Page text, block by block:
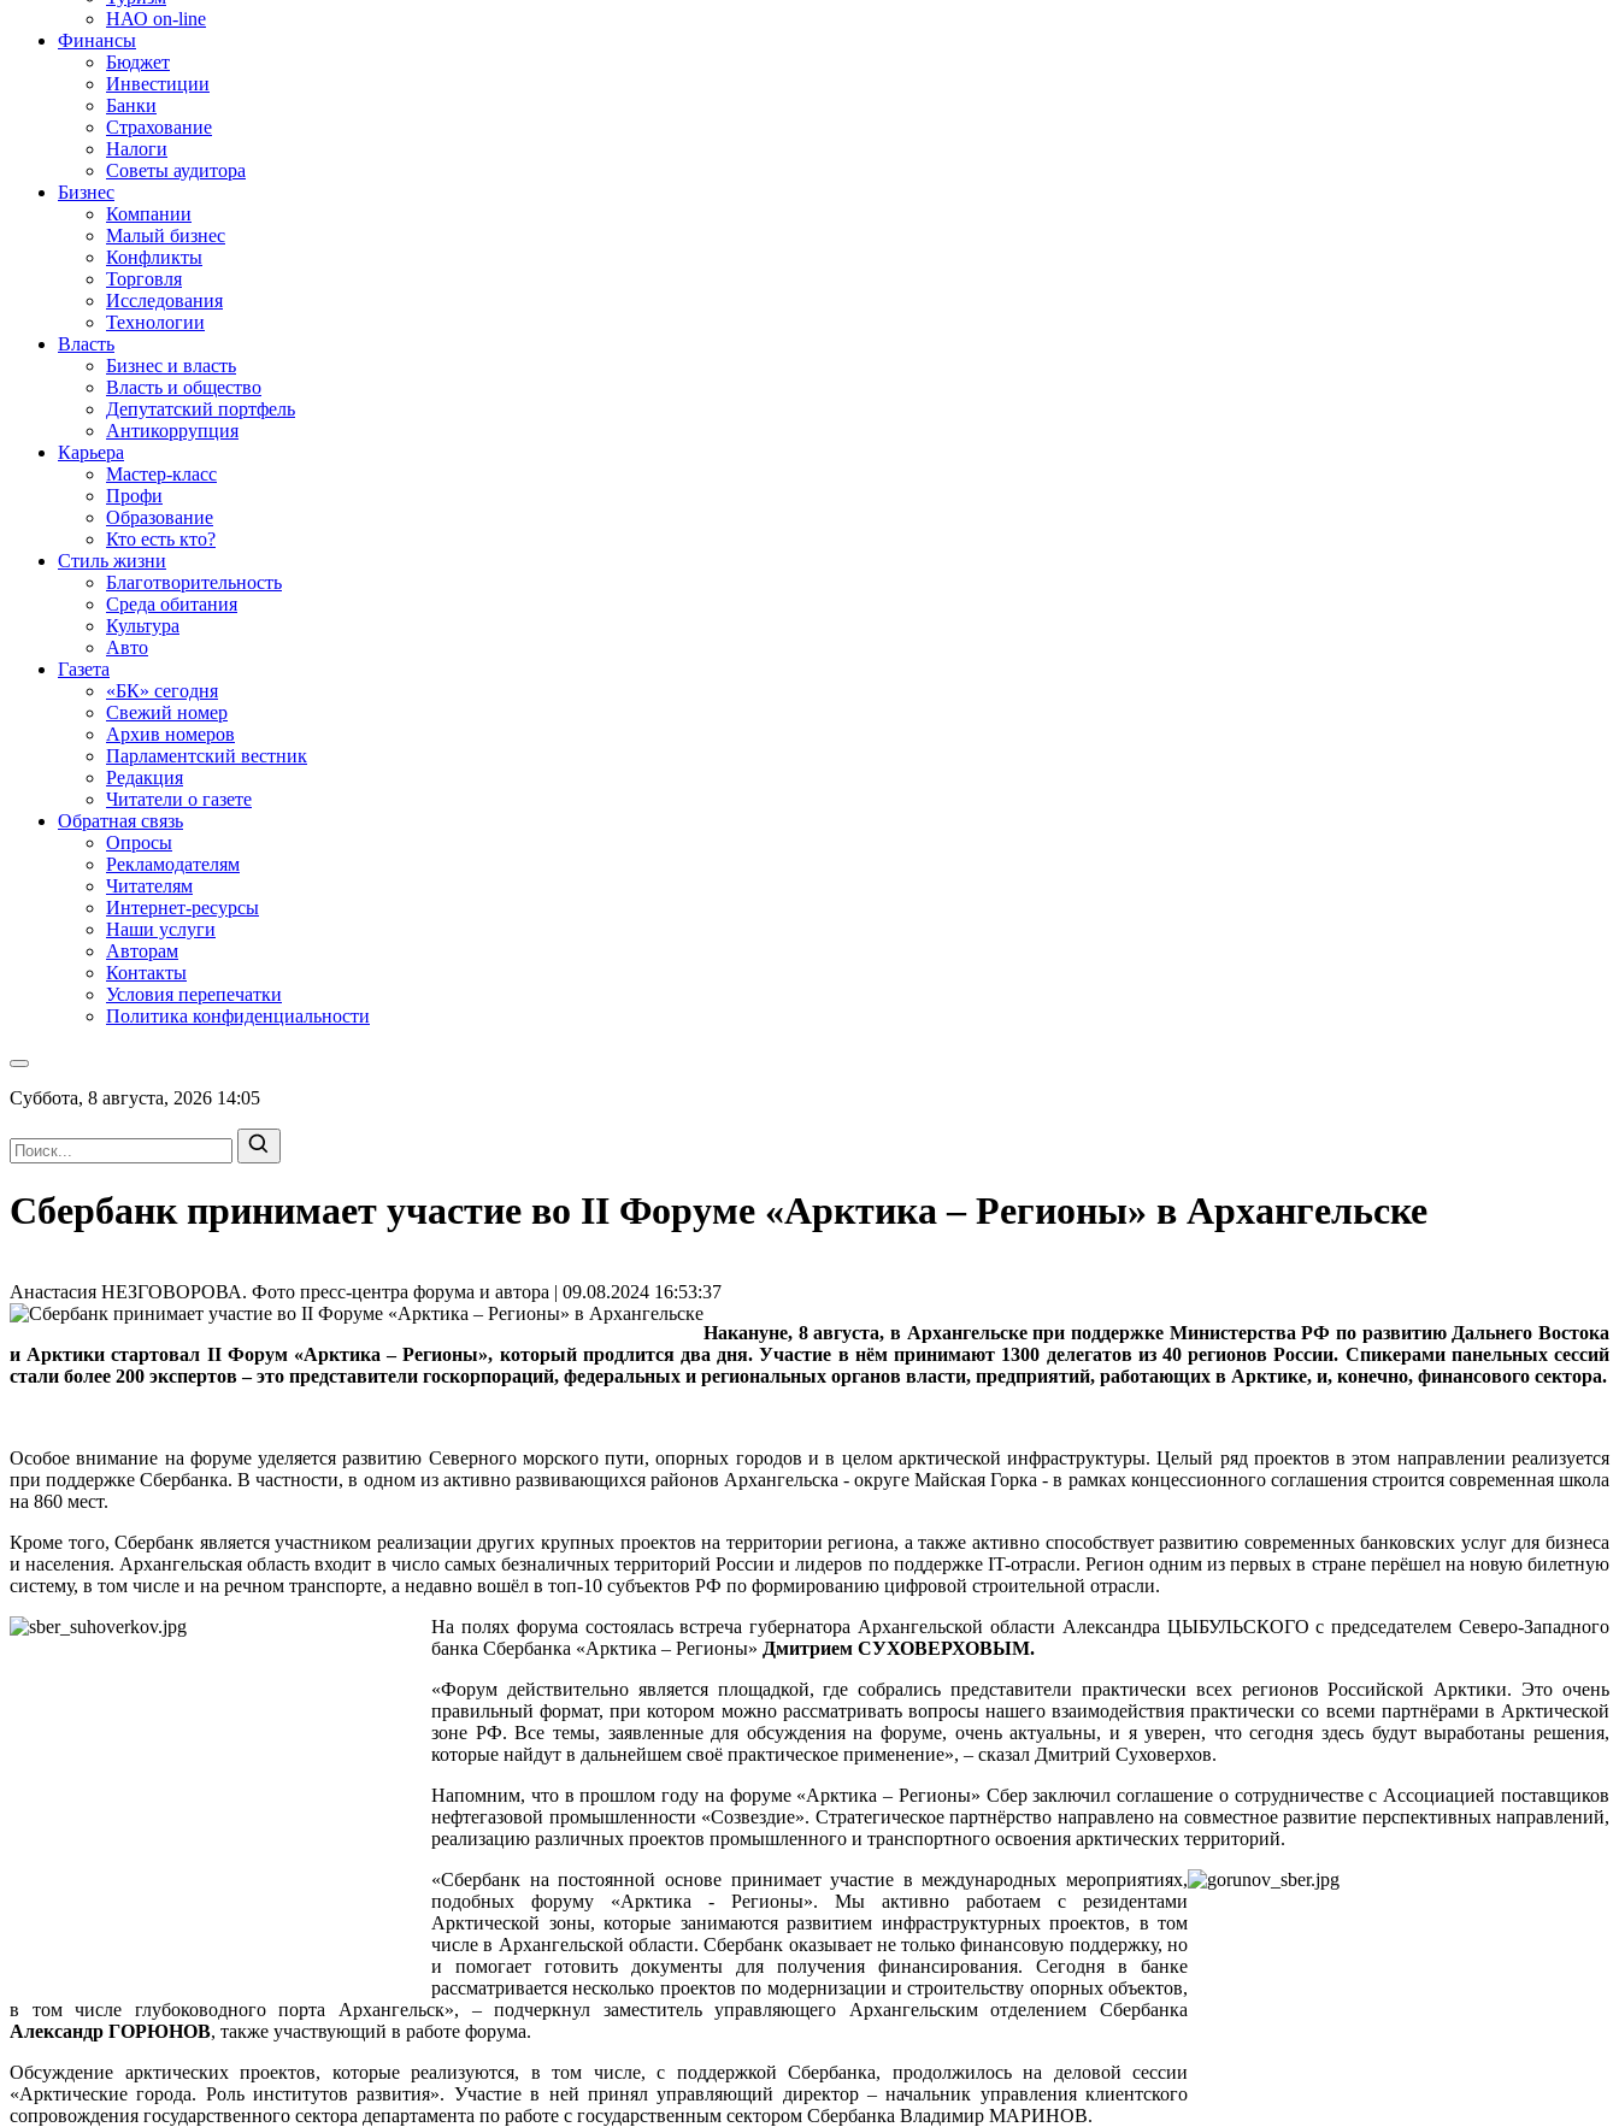
НАО on-line
Финансы
Бюджет
Инвестиции
Банки
Страхование
Налоги
Советы аудитора
Бизнес
Компании
Малый бизнес
Конфликты
Торговля
Исследования
Технологии
Власть
Бизнес и власть
Власть и общество
Депутатский портфель
Антикоррупция
Карьера
Мастер-класс
Профи
Образование
Кто есть кто?
Стиль жизни
Благотворительность
Среда обитания
Культура
Авто
Газета
«БК» сегодня
Свежий номер
Архив номеров
Парламентский вестник
Редакция
Читатели о газете
Обратная связь
Опросы
Рекламодателям
Читателям
Интернет-ресурсы
Наши услуги
Авторам
Контакты
Условия перепечатки
Политика конфиденциальности
Суббота, 8 августа, 2026 14:05
Сбербанк принимает участие во II Форуме «Арктика – Регионы» в Архангельске
Анастасия НЕЗГОВОРОВА. Фото пресс-центра форума и автора | 09.08.2024 16:53:37
Накануне, 8 августа, в Архангельске при поддержке Министерства РФ по развитию Дальнего Востока
и Арктики стартовал II Форум «Арктика – Регионы», который продлится два дня. Участие в нём принимают 1300 делегатов из 40 регионов России. Спикерами панельных сессий
стали более 200 экспертов – это представители госкорпораций, федеральных и региональных органов власти, предприятий, работающих в Арктике, и, конечно, финансового сектора.
Особое внимание на форуме уделяется развитию Северного морского пути, опорных городов и в целом арктической инфраструктуры. Целый ряд проектов в этом направлении реализуется
при поддержке Сбербанка. В частности, в одном из активно развивающихся районов Архангельска - округе Майская Горка - в рамках концессионного соглашения строится современная школа
на 860 мест.
Кроме того, Сбербанк является участником реализации других крупных проектов на территории региона, а также активно способствует развитию современных банковских услуг для бизнеса
и населения. Архангельская область входит в число самых безналичных территорий России и лидеров по поддержке IT-отрасли. Регион одним из первых в стране перёшел на новую билетную
систему, в том числе и на речном транспорте, а недавно вошёл в топ-10 субъектов РФ по формированию цифровой строительной отрасли.
На полях форума состоялась встреча губернатора Архангельской области Александра ЦЫБУЛЬСКОГО с председателем Северо-Западного
банка Сбербанка «Арктика – Регионы» Дмитрием СУХОВЕРХОВЫМ.
«Форум действительно является площадкой, где собрались представители практически всех регионов Российской Арктики. Это очень
правильный формат, при котором можно рассматривать вопросы нашего взаимодействия практически со всеми партнёрами в Арктической
зоне РФ. Все темы, заявленные для обсуждения на форуме, очень актуальны, и я уверен, что сегодня здесь будут выработаны решения,
которые найдут в дальнейшем своё практическое применение», – сказал Дмитрий Суховерхов.
Напомним, что в прошлом году на форуме «Арктика – Регионы» Сбер заключил соглашение о сотрудничестве с Ассоциацией поставщиков
нефтегазовой промышленности «Созвездие». Стратегическое партнёрство направлено на совместное развитие перспективных направлений,
реализацию различных проектов промышленного и транспортного освоения арктических территорий.
«Сбербанк на постоянной основе принимает участие в международных мероприятиях,
подобных форуму «Арктика - Регионы». Мы активно работаем с резидентами
Арктической зоны, которые занимаются развитием инфраструктурных проектов, в том
числе в Архангельской области. Сбербанк оказывает не только финансовую поддержку, но
и помогает готовить документы для получения финансирования. Сегодня в банке
рассматривается несколько проектов по модернизации и строительству опорных объектов,
в том числе глубоководного порта Архангельск», – подчеркнул заместитель управляющего Архангельским отделением Сбербанка
Александр ГОРЮНОВ, также участвующий в работе форума.
Обсуждение арктических проектов, которые реализуются, в том числе, с поддержкой Сбербанка, продолжилось на деловой сессии
«Арктические города. Роль институтов развития». Участие в ней принял управляющий директор – начальник управления клиентского
сопровождения государственного сектора департамента по работе с государственным сектором Сбербанка Владимир МАРИНОВ.